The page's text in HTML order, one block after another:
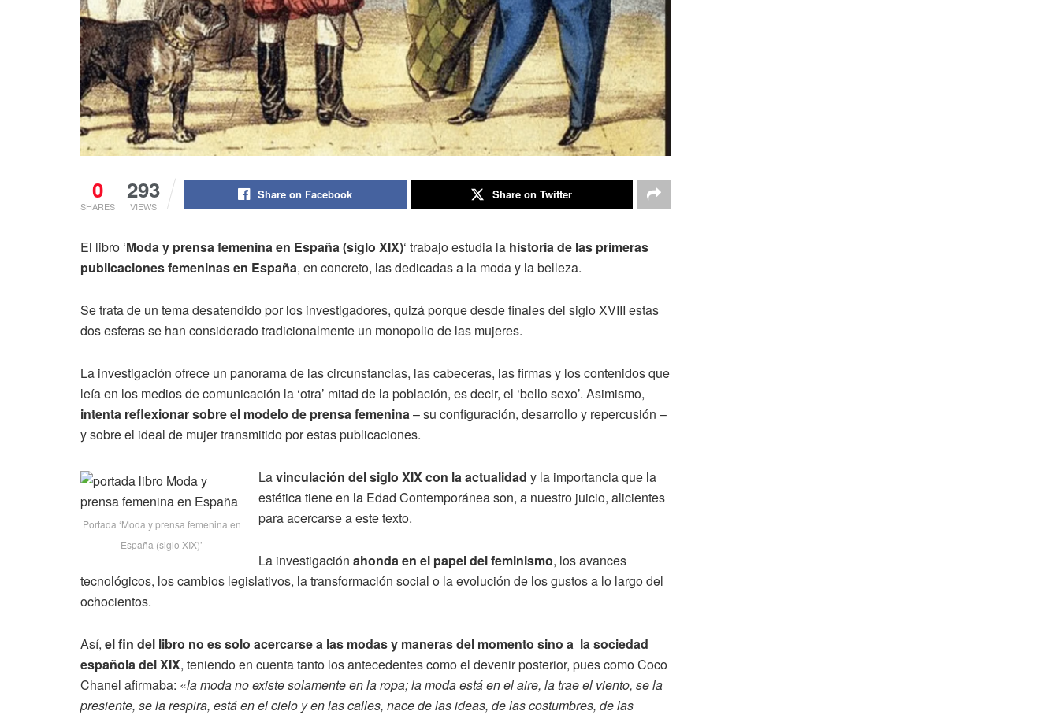
0
SHARES
293
VIEWS
Share on Facebook Share on Twitter
El libro ‘Moda y prensa femenina en España (siglo XIX)‘ trabajo estudia la historia de las primeras
publicaciones femeninas en España, en concreto, las dedicadas a la moda y la belleza.
Se trata de un tema desatendido por los investigadores, quizá porque desde finales del siglo XVIII estas
dos esferas se han considerado tradicionalmente un monopolio de las mujeres.
La investigación ofrece un panorama de las circunstancias, las cabeceras, las firmas y los contenidos que
leía en los medios de comunicación la ‘otra’ mitad de la población, es decir, el ‘bello sexo’. Asimismo,
intenta reflexionar sobre el modelo de prensa femenina – su configuración, desarrollo y repercusión –
y sobre el ideal de mujer transmitido por estas publicaciones.
Portada ‘Moda y prensa femenina en
España (siglo XIX)’
Lavinculación del siglo XIX con la actualidad y la importancia que la
estética tiene en la Edad Contemporánea son, a nuestro juicio, alicientes
para acercarse a este texto.
La investigación ahonda en el papel del feminismo, los avances
tecnológicos, los cambios legislativos, la transformación social o la evolución de los gustos a lo largo del
ochocientos.
Así, el fin del libro no es solo acercarse a las modas y maneras del momento sino a la sociedad
española del XIX, teniendo en cuenta tanto los antecedentes como el devenir posterior, pues como Coco
Chanel afirmaba: «la moda no existe solamente en la ropa; la moda está en el aire, la trae el viento, se la
presiente, se la respira, está en el cielo y en las calles, nace de las ideas, de las costumbres, de las